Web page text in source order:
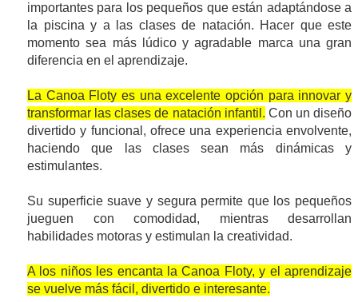
importantes para los pequeños que están adaptándose a
la piscina y a las clases de natación. Hacer que este
momento sea más lúdico y agradable marca una gran
diferencia en el aprendizaje.
La Canoa Floty es una excelente opción para innovar y
transformar las clases de natación infantil. Con un diseño
divertido y funcional, ofrece una experiencia envolvente,
haciendo que las clases sean más dinámicas y
estimulantes.
Su superficie suave y segura permite que los pequeños
jueguen con comodidad, mientras desarrollan
habilidades motoras y estimulan la creatividad.
A los niños les encanta la Canoa Floty, y el aprendizaje
se vuelve más fácil, divertido e interesante.